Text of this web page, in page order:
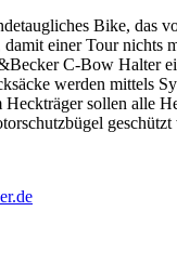
Bike, das
einer Tour
C-Bow Halter
werden mittels
sollen alle